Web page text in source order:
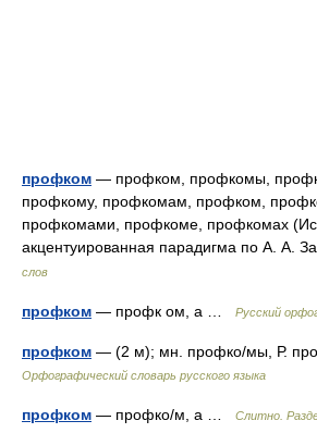
профком — профком, профкомы,
профкому, профкомам, профком,
профкомами, профкоме, профкомах
акцентуированная парадигма по А. А.
слов
профком — профк ом, а … Русский
профком — (2 м); мн. профко/мы, Р.
Орфографический словарь русского языка
профком — профко/м, а … Слитно.